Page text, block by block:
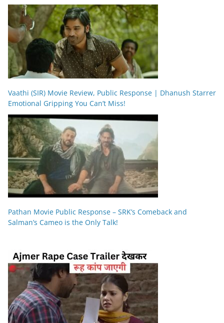
Vaathi (SIR) Movie Review, Public Response | Dhanush Starrer
Emotional Gripping You Can’t Miss!
Pathan Movie Public Response – SRK’s Comeback and
Salman’s Cameo is the Only Talk!